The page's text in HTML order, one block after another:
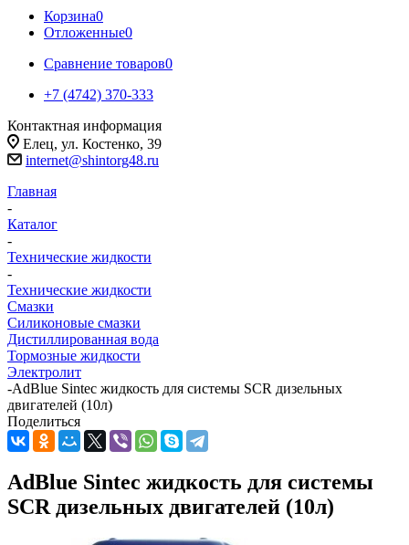
Корзина0
Отложенные0
Сравнение товаров0
+7 (4742) 370-333
Контактная информация
Елец, ул. Костенко, 39
internet@shintorg48.ru
Главная
-
Каталог
-
Технические жидкости
-
Технические жидкости
Смазки
Силиконовые смазки
Дистиллированная вода
Тормозные жидкости
Электролит
-AdBlue Sintec жидкость для системы SCR дизельных
двигателей (10л)
Поделиться
AdBlue Sintec жидкость для системы
SCR дизельных двигателей (10л)